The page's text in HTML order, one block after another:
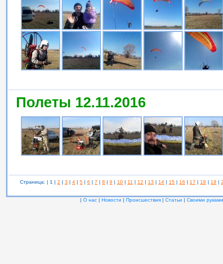
Полеты 12.11.2016
Страница: | 1 | 2 | 3 | 4 | 5 | 6 | 7 | 8 | 9 | 10 | 11 | 12 | 13 | 14 | 15 | 16 | 17 | 18 | 19 |
| О нас | Новости | Происшествия | Статьи | Своими руками